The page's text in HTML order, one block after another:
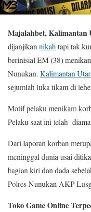
Majalahbet, Kalimantan
dijanjikannikahtapi tak
berinisial EM (38)
Nunukan. Kalimantan
sejumlah luka tikam di
Motif pelaku menikam
Pelaku saat ini telah
Dari laporan korban
meninggal dunia usai
bagian kiri dan dada
Polres Nunukan AKP
Toko Game Online